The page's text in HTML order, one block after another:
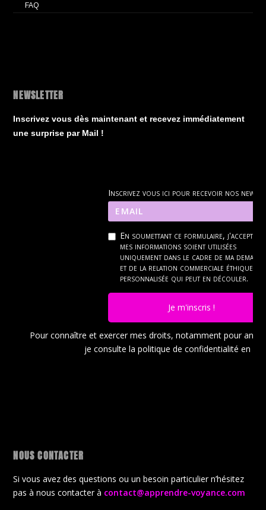
FAQ
NEWSLETTER
Inscrivez vous dès maintenant et recevez immédiatement
une surprise par Mail !
Inscrivez vous ici pour recevoir nos news
En soumettant ce formulaire, j'accepte
mes informations soient utilisées
uniquement dans le cadre de ma
et de la relation commerciale éthique et
personnalisée qui peut en découler.
Je m'inscris !
Pour connaître et exercer mes droits, notamment pour
je consulte la politique de confidentialité en
NOUS CONTACTER
Si vous avez des questions ou un besoin particulier n’hésitez
pas à nous contacter à contact@apprendre-voyance.com